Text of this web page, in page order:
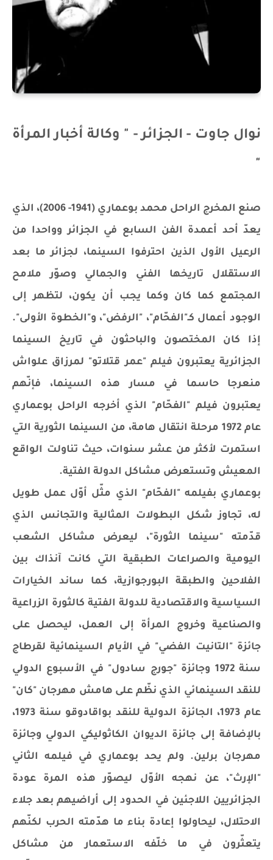
نوال جاوت - الجزائر - " وكالة أخبار المرأة
"
صنع المخرج الراحل محمد بوعماري (1941- 2006)، الذي
يعدّ أحد أعمدة الفن السابع في الجزائر وواحدا من
الرعيل الأول الذين احترفوا السينما، لجزائر ما بعد
الاستقلال تاريخها الفني والجمالي وصوّر ملامح
المجتمع كما كان وكما يجب أن يكون، لتظهر إلى
الوجود أعمال كـ"الفحّام"، "الرفض"، و"الخطوة الأولى".
إذا كان المختصون والباحثون في تاريخ السينما
الجزائرية يعتبرون فيلم "عمر قتلاتو" لمرزاق علواش
منعرجا حاسما في مسار هذه السينما، فإنّهم
يعتبرون فيلم "الفحّام" الذي أخرجه الراحل بوعماري
عام 1972 مرحلة انتقال هامة، من السينما الثورية التي
استمرت لأكثر من عشر سنوات، حيث تناولت الواقع
المعيش وتستعرض مشاكل الدولة الفتية.
بوعماري بفيلمه "الفحّام" الذي مثّل أوّل عمل طويل
له، تجاوز شكل البطولات المثالية والتجانس الذي
قدّمته "سينما الثورة"، ليعرض مشاكل الشعب
اليومية والصراعات الطبقية التي كانت آنذاك بين
الفلاحين والطبقة البورجوازية، كما ساند الخيارات
السياسية والاقتصادية للدولة الفتية كالثورة الزراعية
والصناعية وخروج المرأة إلى العمل، ليحصل على
جائزة "التانيت الفضي" في الأيام السينمائية لقرطاج
سنة 1972 وجائزة "جورج سادول" في الأسبوع الدولي
للنقد السينمائي الذي نظّم على هامش مهرجان "كان"
عام 1973، الجائزة الدولية للنقد بواقادوقو سنة 1973،
بالإضافة إلى جائزة الديوان الكاثوليكي الدولي وجائزة
مهرجان برلين. ولم يحد بوعماري في فيلمه الثاني
"الإرث"، عن نهجه الأوّل ليصوّر هذه المرة عودة
الجزائريين اللاجئين في الحدود إلى أراضيهم بعد جلاء
الاحتلال، ليحاولوا إعادة بناء ما هدّمته الحرب لكنّهم
يتعثّرون في ما خلّفه الاستعمار من مشاكل